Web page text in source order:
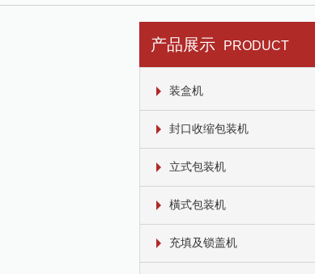
产品展示 PRODUCT
装盒机
封口收缩包装机
立式包装机
橫式包装机
充填及锁盖机